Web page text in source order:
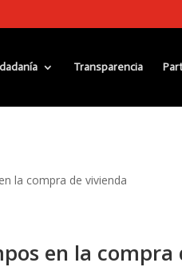
Transparencia
la compra de vivienda
en la compra